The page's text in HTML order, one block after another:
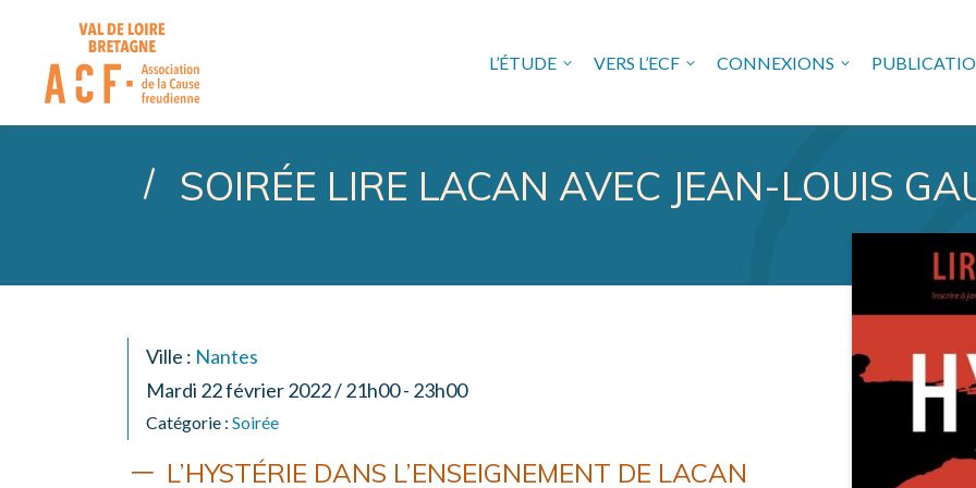
ASSOCIATION DE LA CAUSE FREUDIENNE EN VAL
L’ÉTUDE VERS L’ECF CONNEXIONS
SOIRÉE LIRE LACAN AVEC JEAN-LOUIS
Ville : Nantes
Mardi 22 février 2022 / 21h00 - 23h00
Catégorie : Soirée
L’HYSTÉRIE DANS L’ENSEIGNEMENT DE LACAN